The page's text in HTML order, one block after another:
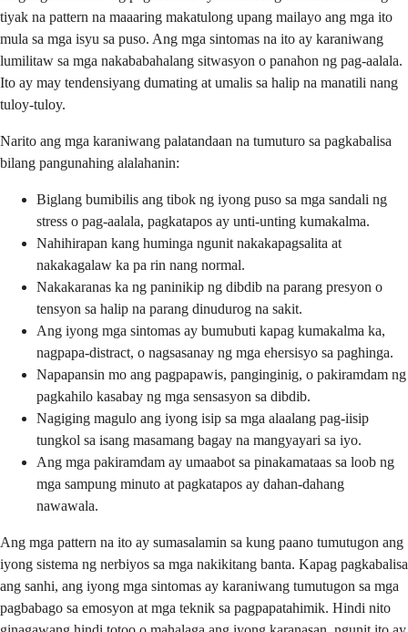
tiyak na pattern na maaaring makatulong upang mailayo ang mga ito
mula sa mga isyu sa puso. Ang mga sintomas na ito ay karaniwang
lumilitaw sa mga nakababahalang sitwasyon o panahon ng pag-aalala.
Ito ay may tendensiyang dumating at umalis sa halip na manatili nang
tuloy-tuloy.
Narito ang mga karaniwang palatandaan na tumuturo sa pagkabalisa
bilang pangunahing alalahanin:
Biglang bumibilis ang tibok ng iyong puso sa mga sandali ng
stress o pag-aalala, pagkatapos ay unti-unting kumakalma.
Nahihirapan kang huminga ngunit nakakapagsalita at
nakakagalaw ka pa rin nang normal.
Nakakaranas ka ng paninikip ng dibdib na parang presyon o
tensyon sa halip na parang dinudurog na sakit.
Ang iyong mga sintomas ay bumubuti kapag kumakalma ka,
nagpapa-distract, o nagsasanay ng mga ehersisyo sa paghinga.
Napapansin mo ang pagpapawis, panginginig, o pakiramdam ng
pagkahilo kasabay ng mga sensasyon sa dibdib.
Nagiging magulo ang iyong isip sa mga alaalang pag-iisip
tungkol sa isang masamang bagay na mangyayari sa iyo.
Ang mga pakiramdam ay umaabot sa pinakamataas sa loob ng
mga sampung minuto at pagkatapos ay dahan-dahang
nawawala.
Ang mga pattern na ito ay sumasalamin sa kung paano tumutugon ang
iyong sistema ng nerbiyos sa mga nakikitang banta. Kapag pagkabalisa
ang sanhi, ang iyong mga sintomas ay karaniwang tumutugon sa mga
pagbabago sa emosyon at mga teknik sa pagpapatahimik. Hindi nito